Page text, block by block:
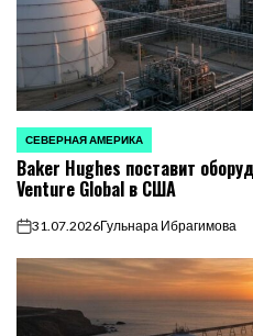
ОПУБЛИКОВАНО
В
СЕВЕРНАЯ АМЕРИКА
Baker Hughes поставит
Venture Global в США
on31.07.2026Гульнара Ибрагимова